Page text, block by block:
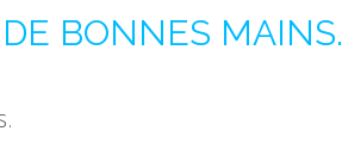
BONNES MAINS.